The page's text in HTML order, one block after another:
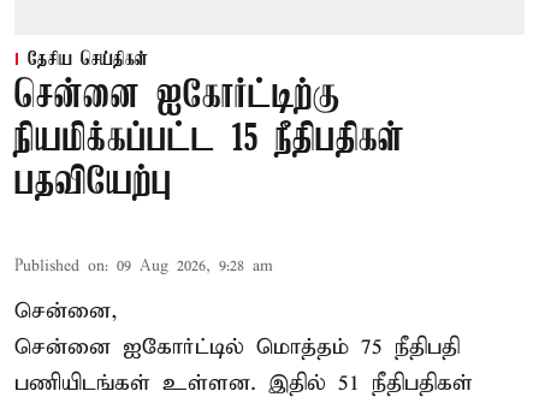
தேசிய செய்திகள்
சென்னை ஐகோர்ட்டிற்கு
நியமிக்கப்பட்ட 15 நீதிபதிகள்
பதவியேற்பு
Published on: 09 Aug 2026, 9:28 am
சென்னை,
சென்னை ஐகோர்ட்டில் மொத்தம் 75 நீதிபதி
பணியிடங்கள் உள்ளன. இதில் 51 நீதிபதிகள்